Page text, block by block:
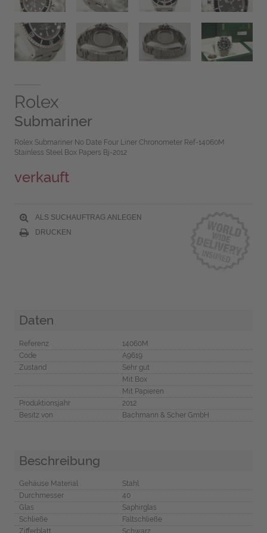
Rolex
Submariner
Rolex Submariner No Date Four Liner Chronometer Ref-14060M
Stainless Steel Box Papers Bj-2012
verkauft
ALS SUCHAUFTRAG ANLEGEN
DRUCKEN
Daten
Referenz
14060M
Code
A9619
Zustand
Sehr gut
Mit Box
Mit Papieren
Produktionsjahr
2012
Besitz von
Bachmann & Scher GmbH
Beschreibung
Gehäuse Material
Stahl
Durchmesser
40
Glas
Saphirglas
Schließe
Faltschließe